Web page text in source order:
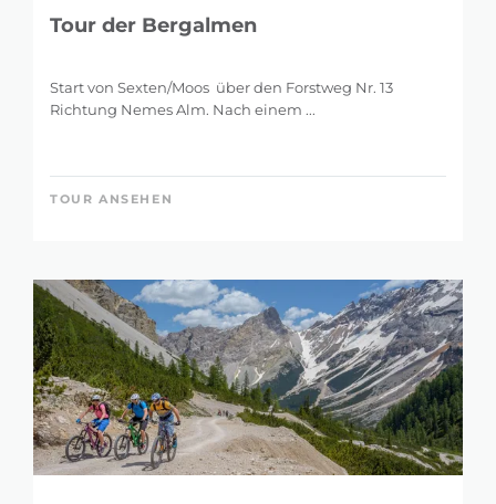
Tour der Bergalmen
Start von Sexten/Moos über den Forstweg Nr. 13
Richtung Nemes Alm. Nach einem ...
TOUR ANSEHEN